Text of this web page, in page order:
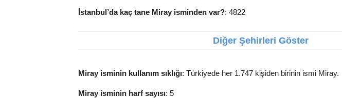
İstanbul’da kaç tane Miray isminden var?: 4822
Diğer Şehirleri Göster
Miray isminin kullanım sıklığı: Türkiyede her 1.747 kişiden birinin ismi Miray.
Miray isminin harf sayısı: 5